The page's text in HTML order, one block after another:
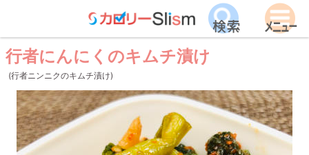
行者にんにくのキムチ漬け
(行者ニンニクのキムチ漬け)